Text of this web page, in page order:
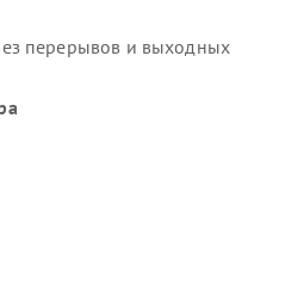
перерывов и выходных